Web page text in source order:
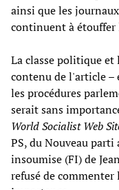
ainsi que les
continuent à
La classe politique et
contenu de l'article –
les procédures
serait sans
World Socialist Web
PS, du Nouveau
insoumise (FI) de
refusé de